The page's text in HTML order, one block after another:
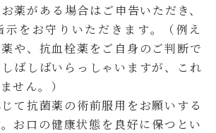
薬がある場合はご申告いただき、
示をお守りいただきます。（例え
や、抗血栓薬をご自身のご判断で
ばしばいらっしゃいますが、これ
せん。）
て抗菌薬の術前服用をお願いする
お口の健康状態を良好に保つとい